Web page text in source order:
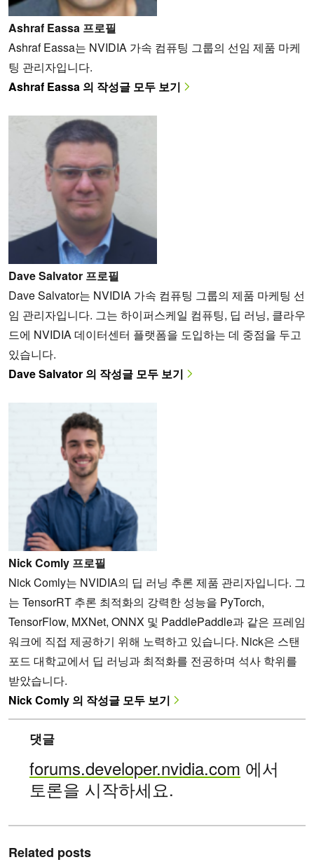
Ashraf Eassa 프로필
Ashraf Eassa는 NVIDIA 가속 컴퓨팅 그룹의 선임 제품 마케
팅 관리자입니다.
Ashraf Eassa 의 작성글 모두 보기
Dave Salvator 프로필
Dave Salvator는 NVIDIA 가속 컴퓨팅 그룹의 제품 마케팅 선
임 관리자입니다. 그는 하이퍼스케일 컴퓨팅, 딥 러닝, 클라우
드에 NVIDIA 데이터센터 플랫폼을 도입하는 데 중점을 두고
있습니다.
Dave Salvator 의 작성글 모두 보기
Nick Comly 프로필
Nick Comly는 NVIDIA의 딥 러닝 추론 제품 관리자입니다. 그
는 TensorRT 추론 최적화의 강력한 성능을 PyTorch,
TensorFlow, MXNet, ONNX 및 PaddlePaddle과 같은 프레임
워크에 직접 제공하기 위해 노력하고 있습니다. Nick은 스탠
포드 대학교에서 딥 러닝과 최적화를 전공하며 석사 학위를
받았습니다.
Nick Comly 의 작성글 모두 보기
댓글
forums.developer.nvidia.com 에서
토론을 시작하세요.
Related posts